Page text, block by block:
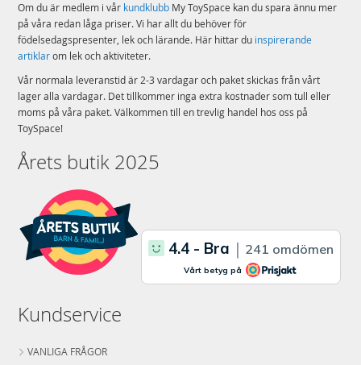
Om du är medlem i vår kundklubb My ToySpace kan du spara ännu mer
på våra redan låga priser. Vi har allt du behöver för
födelsedagspresenter, lek och lärande. Här hittar du inspirerande
artiklarom lek och aktiviteter.
Vår normala leveranstid är 2-3 vardagar och paket skickas från vårt
lager alla vardagar. Det tillkommer inga extra kostnader som tull eller
moms på våra paket. Välkommen till en trevlig handel hos oss på
ToySpace!
Årets butik 2025
Kundservice
VANLIGA FRÅGOR